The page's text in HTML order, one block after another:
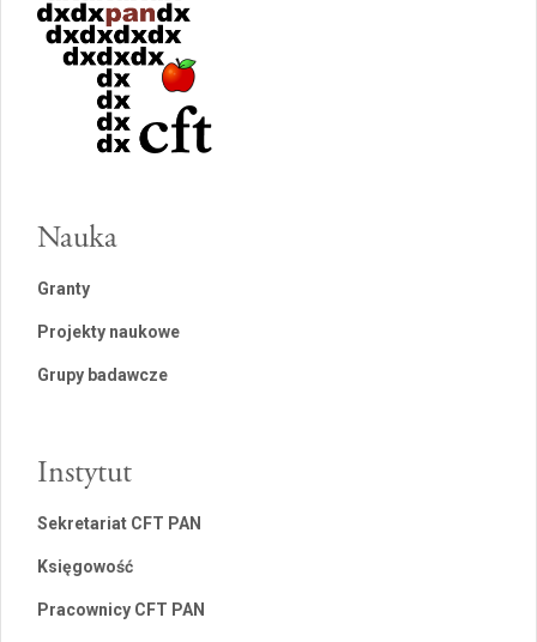
Nauka
Granty
Projekty naukowe
Grupy badawcze
Instytut
Sekretariat CFT PAN
Księgowość
Pracownicy CFT PAN